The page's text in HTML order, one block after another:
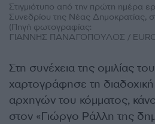
Στιγμιότυπο από την πρώτη ημέρα
Συνεδρίου της Νέας Δημοκρατίας,
(Πηγή φωτογραφίας:
ΓΙΑΝΝΗΣ ΠΑΝΑΓΟΠΟΥΛΟΣ /
Στη συνέχεια της ομιλίας
χαρτογράφησε τη
αρχηγών του κόμματος,
στον «Γιώργο Ράλλη της